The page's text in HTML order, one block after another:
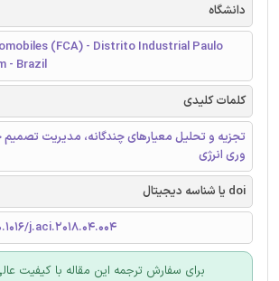
دانشگاه
(FCA) - Distrito Industrial Paulo
- Brazil
کلمات کلیدی
تجزیه و تحلیل معیارهای چندگانه، مدیریت تصمیم
وری انرژی
doi یا شناسه دیجیتال
j.aci.2018.04.004
برای سفارش ترجمه این مقاله با کیفیت